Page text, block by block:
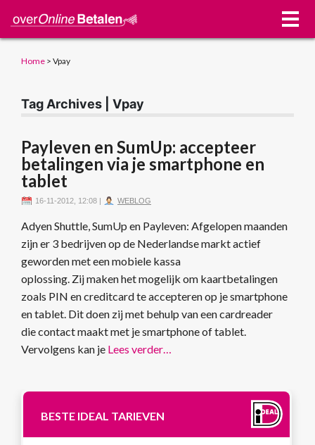
Home > Vpay
Tag Archives | Vpay
Payleven en SumUp: accepteer
betalingen via je smartphone en
tablet
16-11-2012, 12:08 | WEBLOG
Adyen Shuttle, SumUp en Payleven: Afgelopen maanden
zijn er 3 bedrijven op de Nederlandse markt actief
geworden met een mobiele kassa
oplossing. Zij maken het mogelijk om kaartbetalingen
zoals PIN en creditcard te accepteren op je smartphone
en tablet. Dit doen zij met behulp van een cardreader
die contact maakt met je smartphone of tablet.
Vervolgens kan je Lees verder…
BESTE IDEAL TARIEVEN